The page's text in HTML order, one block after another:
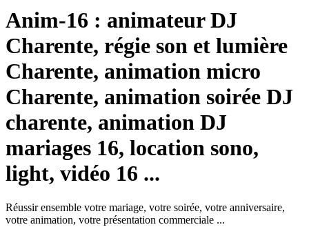
Anim-16 : animateur DJ
Charente, régie son et lumière
Charente, animation micro
Charente, animation soirée DJ
charente, animation DJ
mariages 16, location sono,
light, vidéo 16 ...
Réussir ensemble votre mariage, votre soirée, votre anniversaire,
votre animation, votre présentation commerciale ...